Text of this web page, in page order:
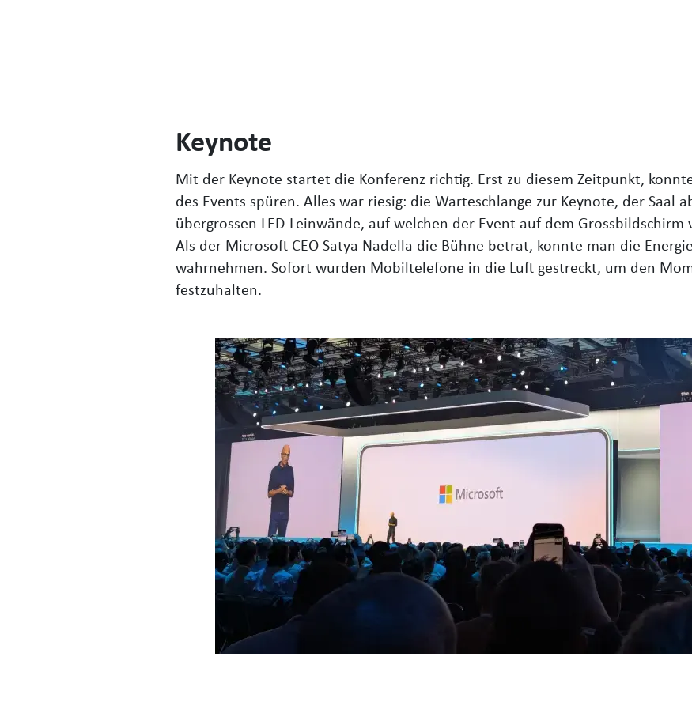
Keynote
Mit der Keynote startet die Konferenz richtig. Erst zu diesem Zeitpunkt,
des Events spüren. Alles war riesig: die Warteschlange zur Keynote, der Saal
übergrossen LED-Leinwände, auf welchen der Event auf dem
Als der Microsoft-CEO Satya Nadella die Bühne betrat, konnte man die Energie
wahrnehmen. Sofort wurden Mobiltelefone in die Luft gestreckt, um den
festzuhalten.